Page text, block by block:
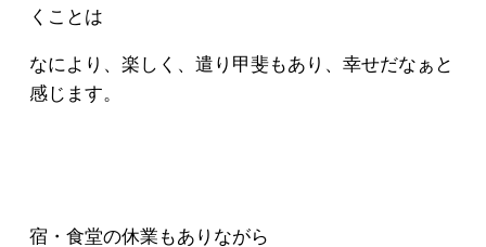
くことは
なにより、楽しく、遣り甲斐もあり、幸せだなぁと
感じます。
宿・食堂の休業もありながら